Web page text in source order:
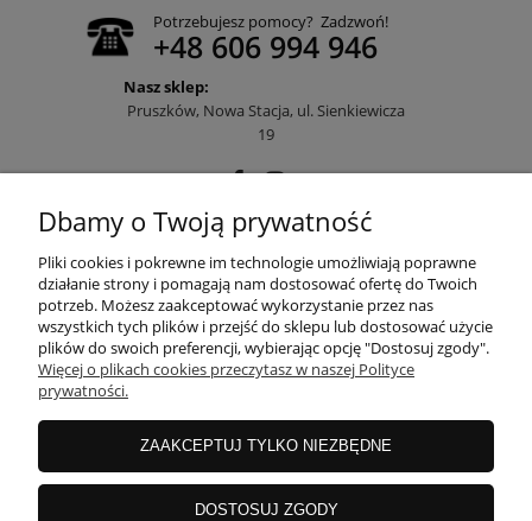
Potrzebujesz pomocy? Zadzwoń!
+48 606 994 946
Nasz sklep:
Pruszków, Nowa Stacja, ul. Sienkiewicza
19
POMOC
MOJE KONTO
PŁATNOŚCI I DOSTAWA
INFORMACJE
Dbamy o Twoją prywatność
Pliki cookies i pokrewne im technologie umożliwiają poprawne
działanie strony i pomagają nam dostosować ofertę do Twoich
potrzeb. Możesz zaakceptować wykorzystanie przez nas
wszystkich tych plików i przejść do sklepu lub dostosować użycie
plików do swoich preferencji, wybierając opcję "Dostosuj zgody".
Więcej o plikach cookies przeczytasz w naszej Polityce
prywatności.
ZAAKCEPTUJ TYLKO NIEZBĘDNE
DOSTOSUJ ZGODY